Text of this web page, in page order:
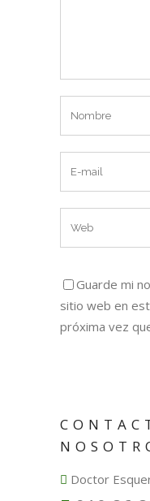
Guarde mi
sitio web en
próxima vez
Doctor